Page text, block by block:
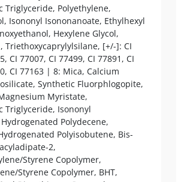
Triglyceride, Polyethylene,
Isononyl Isononanoate, Ethylhexyl
Hexylene Glycol,
Triethoxycaprylylsilane, [+/-]: CI
CI 77007, CI 77499, CI 77891, CI
CI 77163 | 8: Mica, Calcium
Synthetic Fluorphlogopite,
Myristate,
Triglyceride, Isononyl
Polydecene,
Polyisobutene, Bis-
2,
Styrene Copolymer,
Styrene Copolymer, BHT,